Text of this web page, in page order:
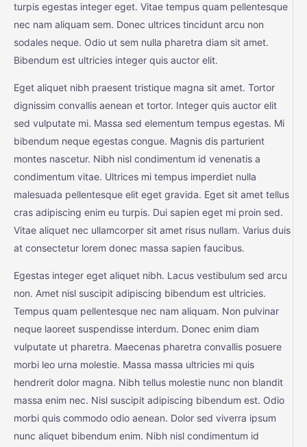
turpis egestas integer eget. Vitae tempus quam pellentesque
nec nam aliquam sem. Donec ultrices tincidunt arcu non
sodales neque. Odio ut sem nulla pharetra diam sit amet.
Bibendum est ultricies integer quis auctor elit.
Eget aliquet nibh praesent tristique magna sit amet. Tortor
dignissim convallis aenean et tortor. Integer quis auctor elit
sed vulputate mi. Massa sed elementum tempus egestas. Mi
bibendum neque egestas congue. Magnis dis parturient
montes nascetur. Nibh nisl condimentum id venenatis a
condimentum vitae. Ultrices mi tempus imperdiet nulla
malesuada pellentesque elit eget gravida. Eget sit amet tellus
cras adipiscing enim eu turpis. Dui sapien eget mi proin sed.
Vitae aliquet nec ullamcorper sit amet risus nullam. Varius duis
at consectetur lorem donec massa sapien faucibus.
Egestas integer eget aliquet nibh. Lacus vestibulum sed arcu
non. Amet nisl suscipit adipiscing bibendum est ultricies.
Tempus quam pellentesque nec nam aliquam. Non pulvinar
neque laoreet suspendisse interdum. Donec enim diam
vulputate ut pharetra. Maecenas pharetra convallis posuere
morbi leo urna molestie. Massa massa ultricies mi quis
hendrerit dolor magna. Nibh tellus molestie nunc non blandit
massa enim nec. Nisl suscipit adipiscing bibendum est. Odio
morbi quis commodo odio aenean. Dolor sed viverra ipsum
nunc aliquet bibendum enim. Nibh nisl condimentum id